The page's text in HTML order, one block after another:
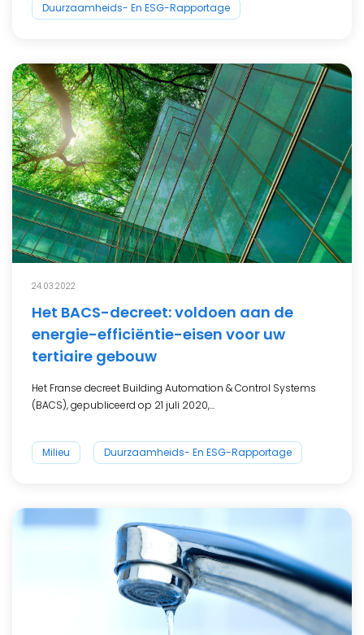
Duurzaamheids- En ESG-Rapportage
24.03.2022
Het BACS-decreet: voldoen aan de
energie-efficiëntie-eisen voor uw
tertiaire gebouw
Het Franse decreet Building Automation & Control Systems
(BACS), gepubliceerd op 21 juli 2020,...
Milieu Duurzaamheids- En ESG-Rapportage